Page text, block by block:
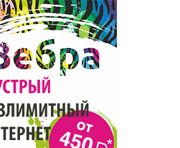
Торговля
Бизнес и финансы